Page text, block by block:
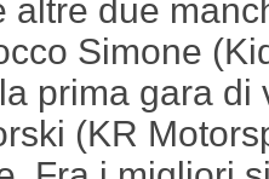
altre due
Simone
prima gara di
(KR